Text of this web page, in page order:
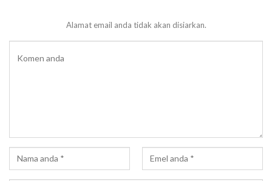
Alamat email anda tidak akan disiarkan.